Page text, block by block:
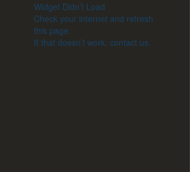
Widget Didn’t Load
Check your internet and refresh
this page.
If that doesn’t work, contact us.